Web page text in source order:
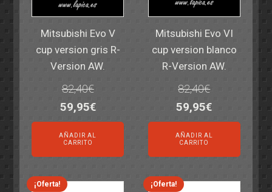
Mitsubishi Evo V
cup version gris R-
Version AW.
82,40€
El
precio
original
era:
82,40€.
59,95€El
precio
es:
59,95€.
AÑADIR AL
CARRITO
Mitsubishi Evo VI
cup version blanco
R-Version AW.
82,40€
El
precio
original
era:
82,40€.
59,95€El
precio
es:
59,95€.
AÑADIR AL
CARRITO
¡Oferta! ¡Oferta!